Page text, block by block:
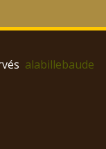
alabillebaude